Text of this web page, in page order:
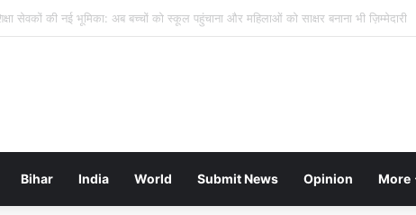
में हड़ताल का तीसरा दिन: निगम कर्मियों के थाली-जुलूस से ठप हुआ शहर, कचरे का अंबार
Bihar India World Submit News Opinion More